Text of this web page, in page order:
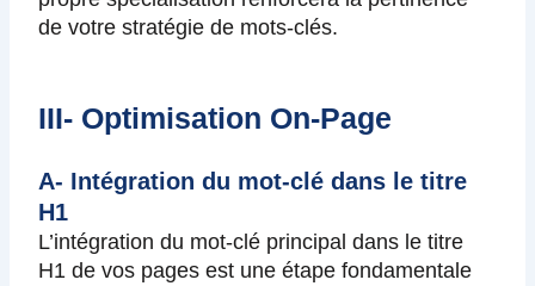
de votre stratégie de mots-clés.
III- Optimisation On-Page
A- Intégration du mot-clé dans le titre
H1
L’intégration du mot-clé principal dans le titre
H1 de vos pages est une étape fondamentale